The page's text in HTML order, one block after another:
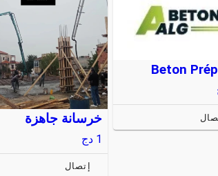
Beton
خرسانة جاهزة
1 دج
إتصال